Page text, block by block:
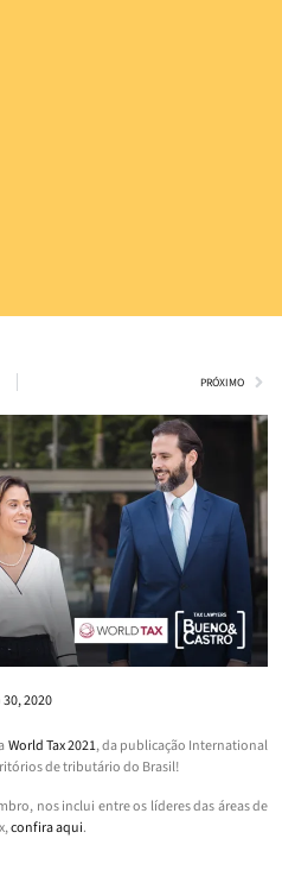
PRÓXIMO
2020
World Tax 2021, da publicação International
de tributário do Brasil!
nos inclui entre os líderes das áreas de
confira aqui.